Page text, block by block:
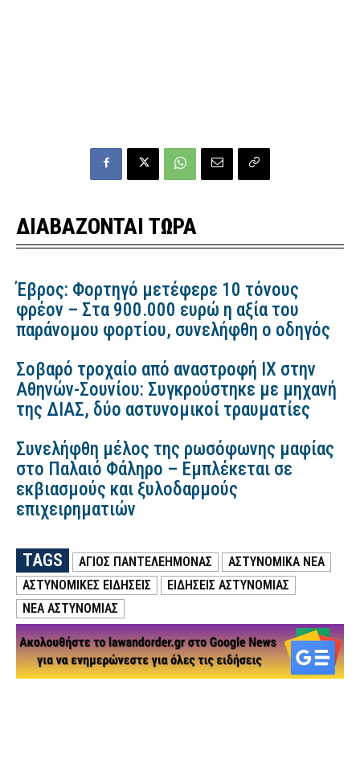
ΔΙΑΒΑΖΟΝΤΑΙ ΤΩΡΑ
Έβρος: Φορτηγό μετέφερε 10 τόνους
φρέον – Στα 900.000 ευρώ η αξία του
παράνομου φορτίου, συνελήφθη ο οδηγός
Σοβαρό τροχαίο από αναστροφή ΙΧ στην
Αθηνών-Σουνίου: Συγκρούστηκε με μηχανή
της ΔΙΑΣ, δύο αστυνομικοί τραυματίες
Συνελήφθη μέλος της ρωσόφωνης μαφίας
στο Παλαιό Φάληρο – Εμπλέκεται σε
εκβιασμούς και ξυλοδαρμούς
επιχειρηματιών
TAGS ΑΓΙΟΣ ΠΑΝΤΕΛΕΗΜΟΝΑΣ
ΑΣΤΥΝΟΜΙΚΑ ΝΕΑ
ΑΣΤΥΝΟΜΙΚΕΣ ΕΙΔΗΣΕΙΣ
ΕΙΔΗΣΕΙΣ ΑΣΤΥΝΟΜΙΑΣ
ΝΕΑ ΑΣΤΥΝΟΜΙΑΣ